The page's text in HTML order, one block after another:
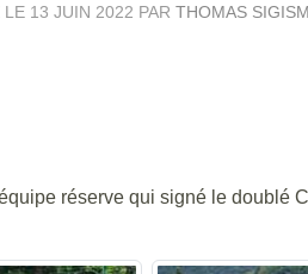
LE 13 JUIN 2022 PAR THOMAS
réserve qui signé le